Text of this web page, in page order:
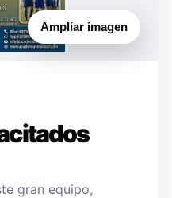
Ampliar imagen
gran equipo,